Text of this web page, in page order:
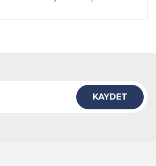
KAYDET